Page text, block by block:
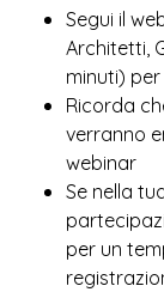
Segui il
Architetti,
minuti)
Ricorda
verranno
webinar
Se nella
per un